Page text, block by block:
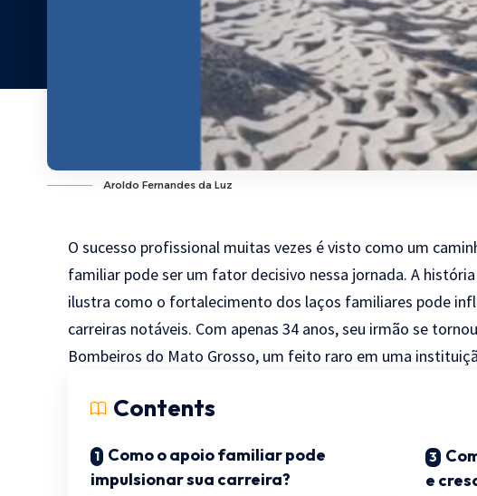
Aroldo Fernandes da Luz
O sucesso profissional muitas vezes é visto como um
familiar pode ser um fator decisivo nessa jornada. A
ilustra como o fortalecimento dos laços familiares pode
carreiras notáveis. Com apenas 34 anos, seu irmão se
Bombeiros do Mato Grosso, um feito raro em uma
Contents
Como o apoio familiar pode
impulsionar sua carreira?
e